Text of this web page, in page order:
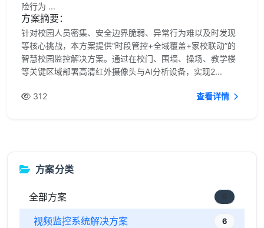
险行为 ...
方案摘要：
针对校园人员密集、安全边界脆弱、异常行为难以及时发现
等核心挑战，本方案提供“时段管控+全域覆盖+家校联动”的
智慧校园监控解决方案。通过在校门、围墙、操场、教学楼
等关键区域部署高清红外摄像头与AI分析设备，实现2...
312 查看详情
方案分类
全部方案 6
视频监控系统解决方案 6